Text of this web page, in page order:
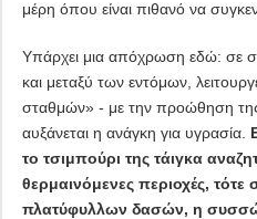
μέρη όπου είναι πιθανό να
Υπάρχει μια απόχρωση εδώ: σε
και μεταξύ των εντόμων,
σταθμών» - με την προώθηση της
αυξάνεται η ανάγκη για υγρασία.
το τσιμπούρι της τάιγκα
θερμαινόμενες περιοχές, τότε
πλατύφυλλων δασών, η